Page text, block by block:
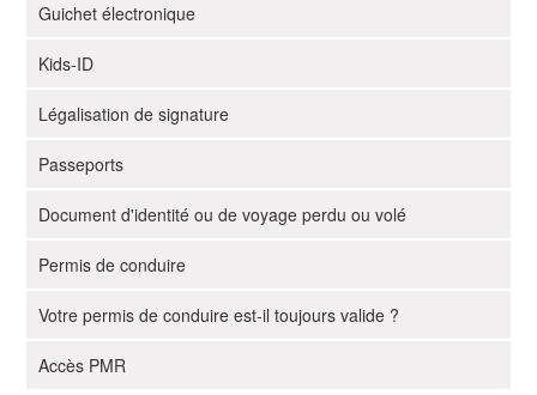
Guichet électronique
Kids-ID
Légalisation de signature
Passeports
Document d'identité ou de voyage perdu ou volé
Permis de conduire
Votre permis de conduire est-il toujours valide ?
Accès PMR